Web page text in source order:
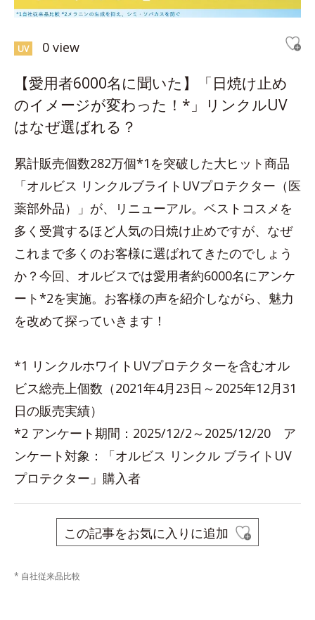
UV 0 view
【愛用者6000名に聞いた】「日焼け止め
のイメージが変わった！*」リンクルUV
はなぜ選ばれる？
累計販売個数282万個*1を突破した大ヒット商品
「オルビス リンクルブライトUVプロテクター（医
薬部外品）」が、リニューアル。ベストコスメを
多く受賞するほど人気の日焼け止めですが、なぜ
これまで多くのお客様に選ばれてきたのでしょう
か？今回、オルビスでは愛用者約6000名にアンケ
ート*2を実施。お客様の声を紹介しながら、魅力
を改めて探っていきます！
*1 リンクルホワイトUVプロテクターを含むオル
ビス総売上個数（2021年4月23日～2025年12月31
日の販売実績）
*2 アンケート期間：2025/12/2～2025/12/20 ア
ンケート対象：「オルビス リンクル ブライトUV
プロテクター」購入者
この記事をお気に入りに追加
* 自社従来品比較